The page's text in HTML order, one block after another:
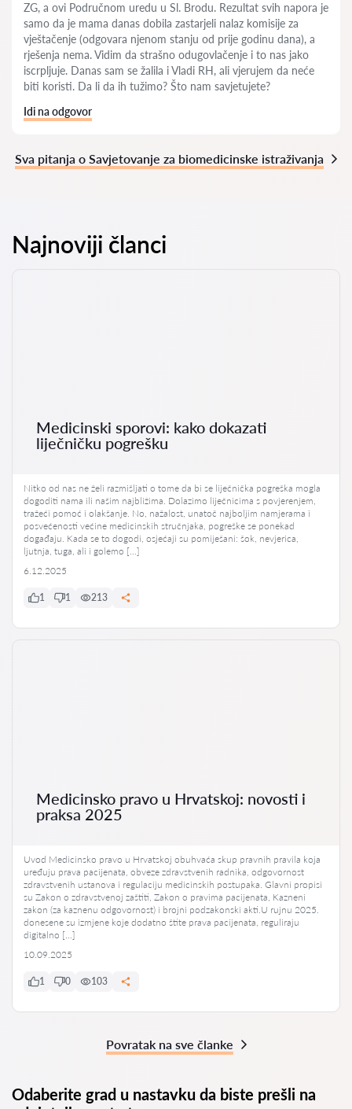
ZG, a ovi Područnom uredu u Sl. Brodu. Rezultat svih napora je
samo da je mama danas dobila zastarjeli nalaz komisije za
vještačenje (odgovara njenom stanju od prije godinu dana), a
rješenja nema. Vidim da strašno odugovlačenje i to nas jako
iscrpljuje. Danas sam se žalila i Vladi RH, ali vjerujem da neće
biti koristi. Da li da ih tužimo? Što nam savjetujete?
Idi na odgovor
Sva pitanja o Savjetovanje za biomedicinske istraživanja
Najnoviji članci
Medicinski sporovi: kako dokazati
liječničku pogrešku
Nitko od nas ne želi razmišljati o tome da bi se liječnička pogreška mogla
dogoditi nama ili našim najbližima. Dolazimo liječnicima s povjerenjem,
tražeći pomoć i olakšanje. No, nažalost, unatoč najboljim namjerama i
posvećenosti većine medicinskih stručnjaka, pogreške se ponekad
događaju. Kada se to dogodi, osjećaji su pomiješani: šok, nevjerica,
ljutnja, tuga, ali i golemo […]
6.12.2025
1 1 213
Medicinsko pravo u Hrvatskoj: novosti i
praksa 2025
Uvod Medicinsko pravo u Hrvatskoj obuhvaća skup pravnih pravila koja
uređuju prava pacijenata, obveze zdravstvenih radnika, odgovornost
zdravstvenih ustanova i regulaciju medicinskih postupaka. Glavni propisi
su Zakon o zdravstvenoj zaštiti, Zakon o pravima pacijenata, Kazneni
zakon (za kaznenu odgovornost) i brojni podzakonski akti.U rujnu 2025.
donesene su izmjene koje dodatno štite prava pacijenata, reguliraju
digitalno […]
10.09.2025
1 0 103
Povratak na sve članke
Odaberite grad u nastavku da biste prešli na